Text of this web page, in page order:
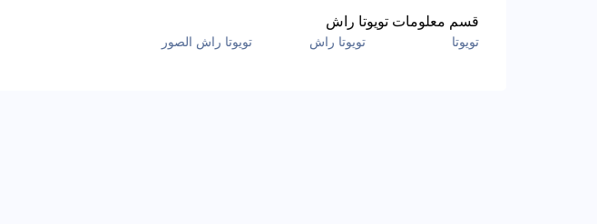
قسم معلومات تويوتا راش
تويوتا تويوتا راش تويوتا راش الصور